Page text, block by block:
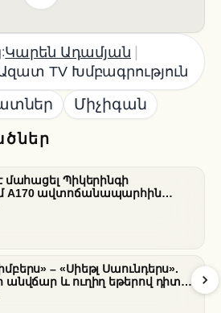
մահացել Պիկերինգի
A170 ավտոճանապարհին
վթարի հետևանքով
– «Սիեթլ Սաունդերս».
անվճար և ուղիղ եթերով դիտել
Կարեն Ադամյան
TV Խմբագրություն
Միչիգան